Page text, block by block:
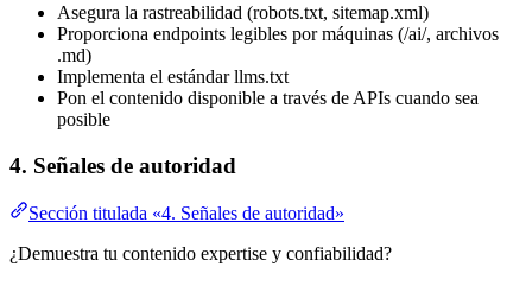
Asegura la rastreabilidad (robots.txt, sitemap.xml)
Proporciona endpoints legibles por máquinas (/ai/, archivos
.md)
Implementa el estándar llms.txt
Pon el contenido disponible a través de APIs cuando sea
posible
4. Señales de autoridad
Sección titulada «4. Señales de autoridad»
¿Demuestra tu contenido expertise y confiabilidad?